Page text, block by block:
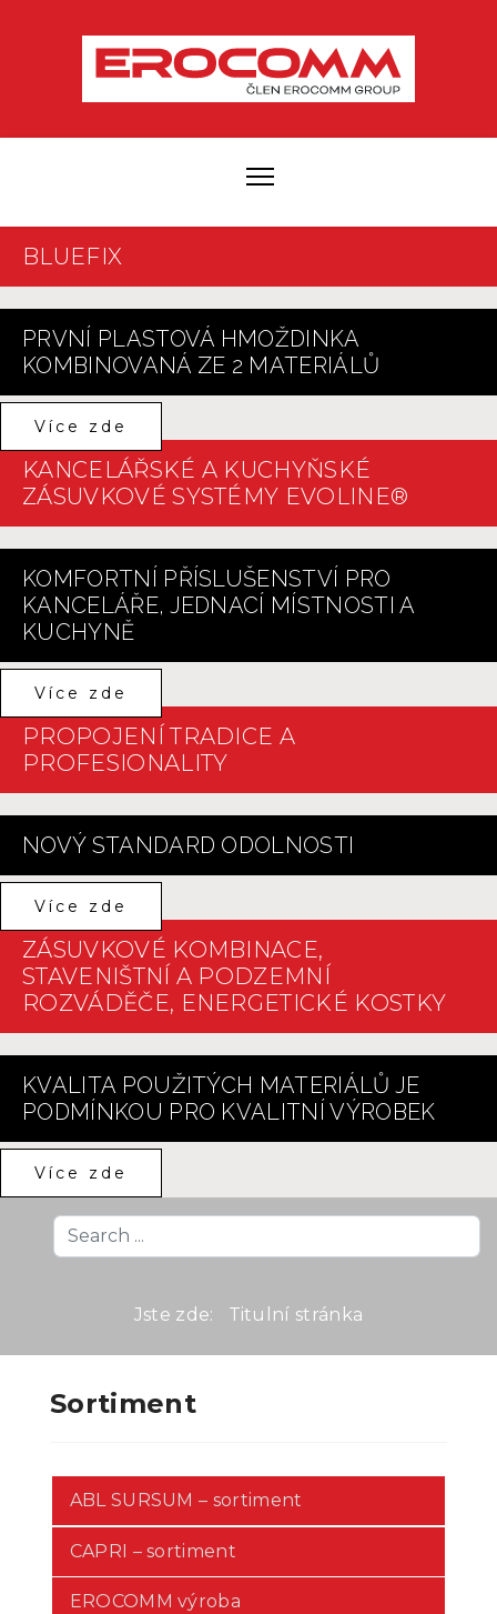
BLUEFIX
PRVNÍ PLASTOVÁ HMOŽDINKA
KOMBINOVANÁ ZE 2 MATERIÁLŮ
Více zde
KANCELÁŘSKÉ A KUCHYŇSKÉ
ZÁSUVKOVÉ SYSTÉMY EVOLINE®
KOMFORTNÍ PŘÍSLUŠENSTVÍ PRO
KANCELÁŘE, JEDNACÍ MÍSTNOSTI A
KUCHYNĚ
Více zde
PROPOJENÍ TRADICE A
PROFESIONALITY
NOVÝ STANDARD ODOLNOSTI
Více zde
ZÁSUVKOVÉ KOMBINACE,
STAVENIŠTNÍ A PODZEMNÍ
ROZVÁDĚČE, ENERGETICKÉ KOSTKY
KVALITA POUŽITÝCH MATERIÁLŮ JE
PODMÍNKOU PRO KVALITNÍ VÝROBEK
Více zde
Search
...
Jste zde: Titulní stránka
Sortiment
ABL SURSUM – sortiment
CAPRI – sortiment
EROCOMM výroba